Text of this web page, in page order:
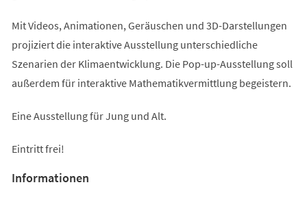
Mit Videos, Animationen, Geräuschen und 3D-Darstellungen
projiziert die interaktive Ausstellung unterschiedliche
Szenarien der Klimaentwicklung. Die Pop-up-Ausstellung soll
außerdem für interaktive Mathematikvermittlung begeistern.
Eine Ausstellung für Jung und Alt.
Eintritt frei!
Informationen